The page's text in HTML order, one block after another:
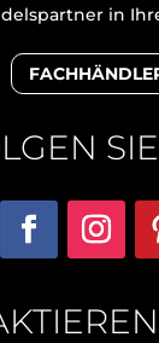
in